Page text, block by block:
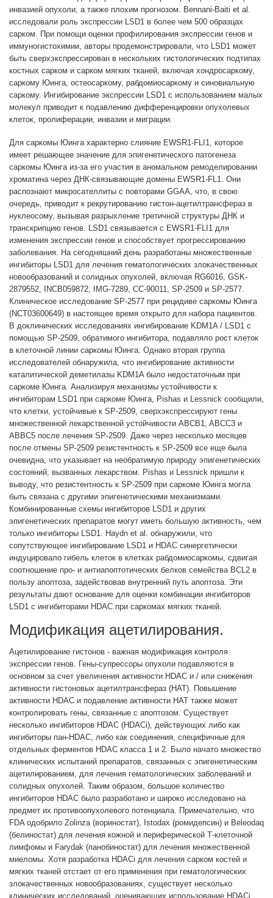
инвазией опухоли, а также плохим прогнозом. Bennani-Baiti et al.
исследовали роль экспрессии LSD1 в более чем 500 образцах
сарком. При помощи оценки профилирования экспрессии генов и
иммуногистохимии, авторы продемонстрировали, что LSD1 может
быть сверхэкспрессирован в нескольких гистологических подтипах
костных сарком и сарком мягких тканей, включая хондросаркому,
саркому Юинга, остеосаркому, рабдомиосаркому и синовиальную
саркому. Ингибирование экспрессии LSD1 с использованием малых
молекул приводит к подавлению дифференцировки опухолевых
клеток, пролиферации, инвазии и миграции.
Для саркомы Юинга характерно слияние EWSR1-FLI1, которое
имеет решающее значение для эпигенетического патогенеза
саркомы Юинга из-за его участия в аномальном ремоделировании
хроматина через ДНК-связывающие домены EWSR1-FL1. Они
распознают микросателлиты с повторами GGAA, что, в свою
очередь, приводит к рекрутированию гистон-ацетилтрансфераз в
нуклеосому, вызывая разрыхление третичной структуры ДНК и
транскрипцию генов. LSD1 связывается с EWSR1-FLI1 для
изменения экспрессии генов и способствует прогрессированию
заболевания. На сегодняшний день разработаны множественные
ингибиторы LSD1 для лечения гематологических злокачественных
новообразований и солидных опухолей, включая RG6016, GSK-
2879552, INCB059872, IMG-7289, CC-90011, SP-2509 и SP-2577.
Клиническое исследование SP-2577 при рецидиве саркомы Юинга
(NCT03600649) в настоящее время открыто для набора пациентов.
В доклинических исследованиях ингибирование KDM1A / LSD1 с
помощью SP-2509, обратимого ингибитора, подавляло рост клеток
в клеточной линии саркомы Юинга. Однако вторая группа
исследователей обнаружила, что ингибирование активности
каталитической деметилазы KDM1A было недостаточным при
саркоме Юинга. Анализируя механизмы устойчивости к
ингибиторам LSD1 при саркоме Юинга, Pishas и Lessnick сообщили,
что клетки, устойчивые к SP-2509, сверхэкспрессируют гены
множественной лекарственной устойчивости ABCB1, ABCC3 и
ABBC5 после лечения SP-2509. Даже через несколько месяцев
после отмены SP-2509 резистентность к SP-2509 все еще была
очевидна, что указывает на необратимую природу эпигенетических
состояний, вызванных лекарством. Pishas и Lessnick пришли к
выводу, что резистентность к SP-2509 при саркоме Юинга могла
быть связана с другими эпигенетическими механизмами.
Комбинированные схемы ингибиторов LSD1 и других
эпигенетических препаратов могут иметь большую активность, чем
только ингибиторы LSD1. Haydn et al. обнаружили, что
сопутствующее ингибирование LSD1 и HDAC синергетически
индуцировало гибель клеток в клетках рабдомиосаркомы, сдвигая
соотношение про- и антиапоптотических белков семейства BCL2 в
пользу апоптоза, задействовав внутренний путь апоптоза. Эти
результаты дают основание для оценки комбинации ингибиторов
LSD1 с ингибиторами HDAC при саркомах мягких тканей.
Модификация ацетилирования.
Ацетилирование гистонов - важная модификация контроля
экспрессии генов. Гены-супрессоры опухоли подавляются в
основном за счет увеличения активности HDAC и / или снижения
активности гистоновых ацетилтрансфераз (HAT). Повышение
активности HDAC и подавление активности HAT также может
контролировать гены, связанные с апоптозом. Существует
несколько ингибиторов HDAC (HDACi), действующих либо как
ингибиторы пан-HDAC, либо как соединения, специфичные для
отдельных ферментов HDAC класса 1 и 2. Было начато множество
клинических испытаний препаратов, связанных с эпигенетическим
ацетилированием, для лечения гематологических заболеваний и
солидных опухолей. Таким образом, большое количество
ингибиторов HDAC было разработано и широко исследовано на
предмет их противоопухолевого потенциала. Примечательно, что
FDA одобрило Zolinza (вориностат), Istodax (ромидепсин) и Beleodaq
(белиностат) для лечения кожной и периферической Т-клеточной
лимфомы и Farydak (панобиностат) для лечения множественной
миеломы. Хотя разработка HDACi для лечения сарком костей и
мягких тканей отстает от его применения при гематологических
злокачественных новообразованиях, существует несколько
клинических исследований, оценивающих использование HDACi